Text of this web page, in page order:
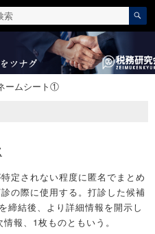
ームシート①
定されない程度に匿名でまとめ
の際に使用する。打診した候補
締結後、より詳細情報を開示し
報、1枚ものともいう。